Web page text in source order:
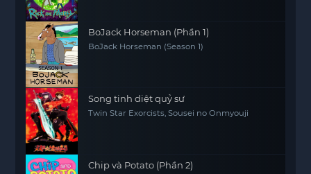
BoJack Horseman (Phần 1)
BoJack Horseman (Season 1)
Song tinh diệt quỷ sư
Twin Star Exorcists, Sousei no Onmyouji
Chip và Potato (Phần 2)